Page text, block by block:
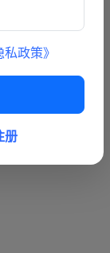
私政策》
册